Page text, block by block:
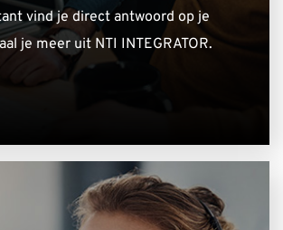
vind je direct antwoord op je
je meer uit NTI INTEGRATOR.